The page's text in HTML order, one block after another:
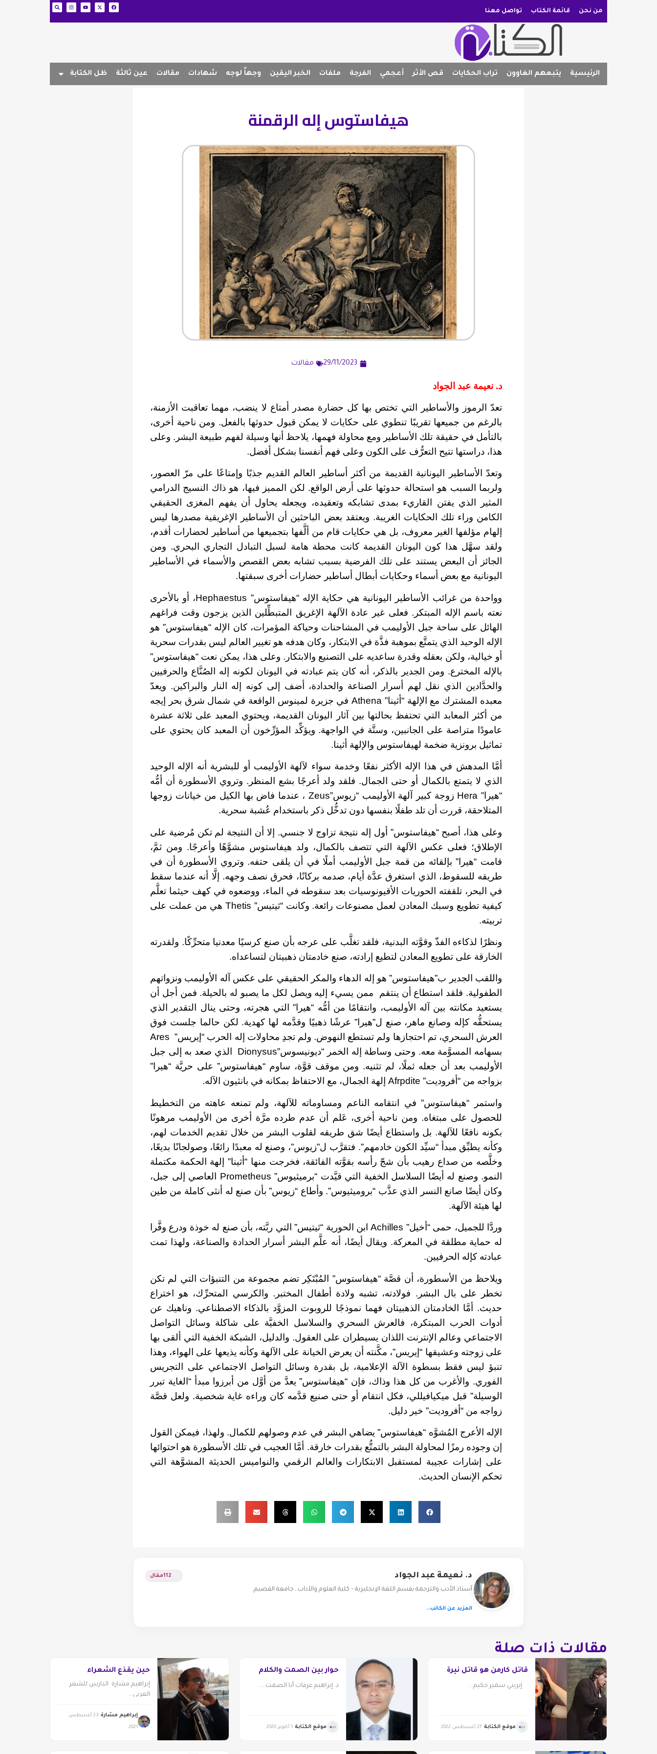
من نحن قائمة الكتاب تواصل معنا
الرئيسية يتبعهم الغاوون تراب الحكايات قص الأثر أعجمي الفرجة ملفات الخبر اليقين وجهاً لوجه شهادات مقالات عين ثالثة ظل الكتابة
هيفاستوس إله الرقمنة
29/11/2023 مقالات
د. نعيمة عبد الجواد
تعدّ الرموز والأساطير التي تختص بها كل حضارة مصدر أمتاع لا ينضب، مهما تعاقبت الأزمنة،
بالرغم من جميعها تقريبًا تنطوي على حكايات لا يمكن قبول حدوثها بالفعل. ومن ناحية أخرى،
بالتأمل في حقيقة تلك الأساطير ومع محاولة فهمها، يلاحظ أنها وسيلة لفهم طبيعة البشر. وعلى
هذا، دراستها تتيح التعرُّف على الكون وعلى فهم أنفسنا بشكل أفضل.
وتعدّ الأساطير اليونانية القديمة من أكثر أساطير العالم القديم جذبًا وإمتاعًا على مرّ العصور،
ولربما السبب هو استحالة حدوثها على أرض الواقع. لكن المميز فيها، هو ذاك النسيج الدرامي
المثير الذي يفتن القاريء بمدى تشابكه وتعقيده، ويجعله يحاول أن يفهم المغزى الحقيقي
الكامن وراء تلك الحكايات الغريبة. ويعتقد بعض الباحثين أن الأساطير الإغريقية مصدرها ليس
إلهام مؤلفها الغير معروف، بل هي حكايات قام من ألَّفها بتجميعها من أساطير لحضارات أقدم،
ولقد سهَّل هذا كون اليونان القديمة كانت محطة هامة لسبل التبادل التجاري البحري. ومن
الجائز أن البعض يستند على تلك الفرضية بسبب تشابه بعض القصص والأسماء في الأساطير
اليونانية مع بعض أسماء وحكايات أبطال أساطير حضارات أخرى سبقتها.
وواحدة من غرائب الأساطير اليونانية هي حكاية الإله “هيفاستوس” Hephaestus، أو بالأحرى
نعته باسم الإله المبتكر. فعلى غير عادة الآلهة الإغريق المتبطِّلين الذين يزجون وقت فراغهم
الهائل على ساحة جبل الأوليمب في المشاحنات وحياكة المؤمرات، كان الإله “هيفاستوس” هو
الإله الوحيد الذي يتمتَّع بموهبة فذَّة في الابتكار، وكان هدفه هو تغيير العالم ليس بقدرات سحرية
أو خيالية، ولكن بعقله وقدرة ساعديه على التصنيع والابتكار. وعلى هذا، يمكن نعت “هيفاستوس”
بالإله المخترع. ومن الجدير بالذكر، أنه كان يتم عبادته في اليونان لكونه إله الصُنَّاع والحرفيين
والحدَّادين الذي نقل لهم أسرار الصناعة والحدادة، أضف إلى كونه إله النار والبراكين. ويعدّ
معبده المشترك مع الإلهة “أثينا” Athena في جزيرة لمينوس الواقعة في شمال شرق بحر إيجه
من أكثر المعابد التي تحتفظ بحالتها بين آثار اليونان القديمة، ويحتوي المعبد على ثلاثة عشرة
عامودًا متراصة على الجانبين، وستَّة في الواجهة. ويؤكِّد المؤرِّخون أن المعبد كان يحتوي على
تماثيل برونزية ضخمة لهيفاستوس والإلهة أثينا.
أمَّا المدهش في هذا الإله الأكثر نفعًا وخدمة سواء لآلهة الأوليمب أو للبشرية أنه الإله الوحيد
الذي لا يتمتع بالكمال أو حتى الجمال. فلقد ولد أعرجًا بشع المنظر. وتروي الأسطورة أن أمُّه
“هيرا” Hera زوجة كبير آلهة الأوليمب “زيوس”Zeus ، عندما فاض بها الكيل من خيانات زوجها
المتلاحقة، قررت أن تلد طفلًا بنفسها دون تدخُّل ذكر باستخدام عُشبة سحرية.
وعلى هذا، أصبح “هيفاستوس” أول إله نتيجة تزاوج لا جنسي. إلا أن النتيجة لم تكن مُرضية على
الإطلاق؛ فعلى عكس الآلهة التي تتصف بالكمال، ولد هيفاستوس مشوَّهًا وأعرجًا. ومن ثمَّ،
قامت “هيرا” بإلقائه من قمة جبل الأوليمب أملًا في أن يلقى حتفه. وتروي الأسطورة أن في
طريقه للسقوط، الذي استغرق عدَّة أيام، صدمه بركانًا، فحرق نصف وجهه. إلَّا أنه عندما سقط
في البحر، تلقفته الحوريات الأقيونوسيات بعد سقوطه في الماء، ووضعوه في كهف حيثما تعلَّم
كيفية تطويع وسبك المعادن لعمل مصنوعات رائعة. وكانت “ثيتيس” Thetis هي من عملت على
تربيته.
ونظرًا لذكاءه الفذّ وقوَّته البدنية، فلقد تغلَّب على عرجه بأن صنع كرسيًا معدنيا متحرِّكًا. ولقدرته
الخارقة على تطويع المعادن لتطيع إرادته، صنع خادمتان ذهبيتان لتساعداه.
واللقب الجدير ب”هيفاستوس” هو إله الدهاء والمكر الحقيقي على عكس آله الأوليمب ونزواتهم
الطفولية. فلقد استطاع أن ينتقم ممن يسيء إليه ويصل لكل ما يصبو له بالحيلة. فمن أجل أن
يستعيد مكانته بين آله الأوليمب، وانتقامًا من أمُّه “هيرا” التي هجرته، وحتى ينال التقدير الذي
يستحقُّه كإله وصانع ماهر، صنع ل”هيرا” عرشًا ذهبيًا وقدَّمه لها كهدية. لكن حالما جلست فوق
العرش السحري، تم احتجازها ولم تستطع النهوض. ولم تجدِ محاولات إله الحرب “إيريس” Ares
بسهامه المسوَّمة معه. وحتى وساطة إله الخمر “ديونيسوس”Dionysus الذي صعد به إلى جبل
الأوليمب بعد أن جعله ثملًا، لم تثنيه. ومن موقف قوَّة، ساوم “هيفاستوس” على حريَّة “هيرا”
بزواجه من “أفروديت” Afrpdite إلهة الجمال، مع الاحتفاظ بمكانه في بانثيون الآله.
واستمر “هيفاستوس” في انتقامه الناعم ومساوماته للآلهة، ولم تمنعه عاهته من التخطيط
للحصول على مبتغاه. ومن ناحية أخرى، عَلم أن عدم طرده مرَّة أخرى من الأوليمب مرهونًا
بكونه نافعًا للآلهة. بل واستطاع أيضًا شق طريقه لقلوب البشر من خلال تقديم الخدمات لهم،
وكأنه يطبِّق مبدأ “سيِّد الكون خادمهم”. فتقرَّب ل”زيوس”، وصنع له معبدًا رائعًا، وصولجانًا بديعًا،
وخلَّصه من صداع رهيب بأن شجّ رأسه بقوَّته الفائقة، فخرجت منها “أثينا” إلهة الحكمة مكتملة
النمو. وصنع له أيضًا السلاسل الخفية التي قيَّدت “برميثيوس” Prometheus العاصي إلى جبل،
وكان أيضًا صانع النسر الذي عذَّب “بروميثيوس”. وأطاع “زيوس” بأن صنع له أنثى كاملة من طين
لها هيئة الآلهة.
وردَّا للجميل، حمى “أخيل” Achilles ابن الحورية “ثيتيس” التي ربَّته، بأن صنع له خوذة ودرع وفَّرا
له حماية مطلقة في المعركة. ويقال أيضًا، أنه علَّم البشر أسرار الحدادة والصناعة، ولهذا تمت
عبادته كإله الحرفيين.
ويلاحظ من الأسطورة، أن قصَّة “هيفاستوس” المُبْتَكِر تضم مجموعة من التنبؤات التي لم تكن
تخطر على بال البشر. فولادته، تشبه ولادة أطفال المختبر. والكرسي المتحرِّك، هو اختراع
حديث. أمَّا الخادمتان الذهبيتان فهما نموذجًا للروبوت المزوَّد بالذكاء الاصطناعي. وناهيك عن
أدوات الحرب المبتكرة، فالعرش السحري والسلاسل الخفيَّة على شاكلة وسائل التواصل
الاجتماعي وعالم الإنترنت اللذان يسيطران على العقول. والدليل، الشبكة الخفية التي ألقى بها
على زوجته وعشيقها “إيريس”، مكَّنته أن يعرض الخيانة على الآلهة وكأنه يذيعها على الهواء، وهذا
تنبؤ ليس فقط بسطوة الآلة الإعلامية، بل بقدرة وسائل التواصل الاجتماعي على التجريس
الفوري. والأغرب من كل هذا وذاك، فإن “هيفاستوس” يعدَّ من أوَّل من أبرزوا مبدأ “الغاية تبرر
الوسيلة” قبل ميكيافيللي، فكل انتقام أو حتى صنيع قدَّمه كان وراءه غاية شخصية. ولعل قصَّة
زواجه من “أفروديت” خير دليل.
الإله الأعرج المُشوَّه “هيفاستوس” يضاهي البشر في عدم وصولهم للكمال. ولهذا، فيمكن القول
إن وجوده رمزًا لمحاولة البشر بالتمتُّع بقدرات خارقة. أمَّا العجيب في تلك الأسطورة هو احتوائها
على إشارات عجيبة لمستقبل الابتكارات والعالم الرقمي والنواميس الحديثة المشوَّهة التي
تحكم الإنسان الحديث.
د. نعيمة عبد الجواد 112مقال
أستاذ الأدب والترجمة بقسم اللغة الإنجليزية – كلية العلوم والآداب ـ جامعة القصيم
المزيد عن الكاتب..
مقالات ذات صلة
قاتل كارمن هو قاتل نيرة
إيريني سمير حكيم...
موقع الكتابة 27 أغسطس 2022
حوار بين الصمت والكلام
د. إبراهيم عرفات أنا الصمت.....
موقع الكتابة 1 أكتوبر 2020
حين يقذع الشعراء
إبراهيم مشارة الدارس للشعر
العربي...
إبراهيم مشارة 23 أغسطس
2021